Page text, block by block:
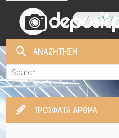
ΤΑ
ΑΝΑΖΗΤΗΣΗ
ΠΡΌΣΦΑΤΑ ΆΡΘΡΑ